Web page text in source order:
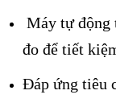
Máy tự động
đo để tiết
Đáp ứng tiêu